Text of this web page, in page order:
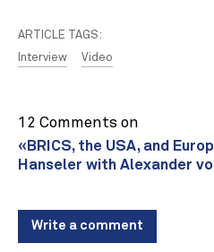
ARTICLE TAGS:
Interview
Video
12 Comments on
«BRICS, the USA, and
Hanseler with Alexander
Write a comment